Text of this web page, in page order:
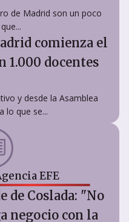
de Madrid son un poco
comienza el
1.000 docentes
y desde la Asamblea
lo que se...
EFE
de Coslada: "No
negocio con la